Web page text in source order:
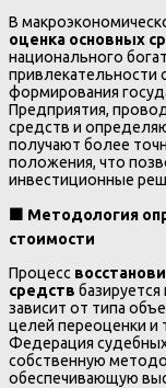
В
оценка основных
национального
привлекательности
формирования
Предприятия,
средств и
получают более
положения, что
инвестиционные
Методология
стоимости
Процесс
средств
зависит от типа
целей переоценки и
Федерация
собственную
обеспечивающую